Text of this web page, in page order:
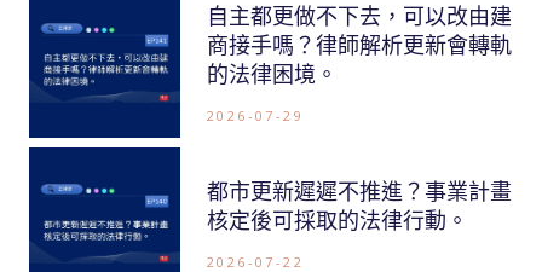
自主都更做不下去，可以改由建
商接手嗎？律師解析更新會轉軌
的法律困境。
2026-07-29
都市更新遲遲不推進？事業計畫
核定後可採取的法律行動。
2026-07-22